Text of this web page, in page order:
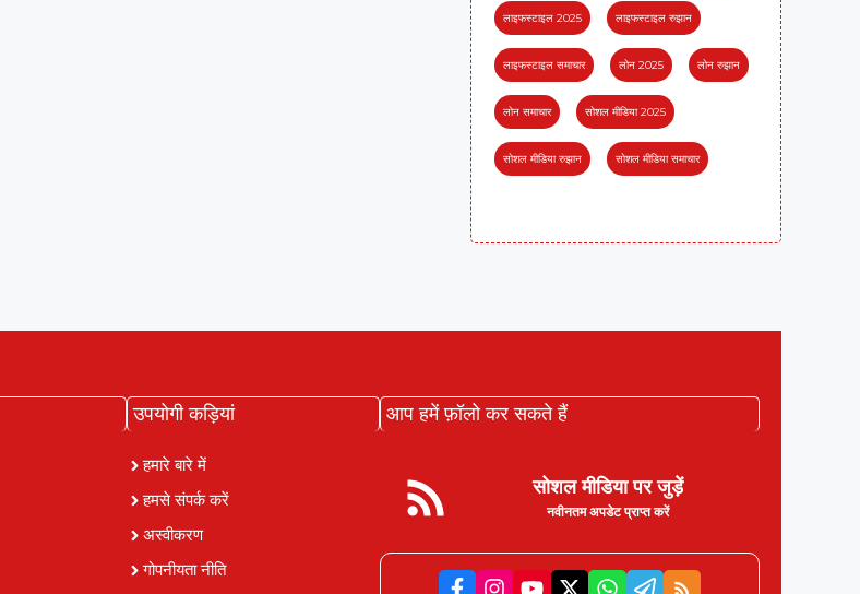
लाइफस्टाइल 2025 लाइफस्टाइल रुझान
लाइफस्टाइल समाचार लोन 2025 लोन रुझान
लोन समाचार सोशल मीडिया 2025
सोशल मीडिया रुझान सोशल मीडिया समाचार
उपयोगी कड़ियां
हमारे बारे में
हमसे संपर्क करें
अस्वीकरण
गोपनीयता नीति
आप हमें फ़ॉलो कर सकते हैं
सोशल मीडिया पर जुड़ें
नवीनतम अपडेट प्राप्त करें